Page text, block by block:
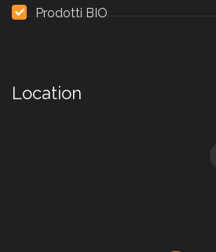
Prodotti BIO
Location